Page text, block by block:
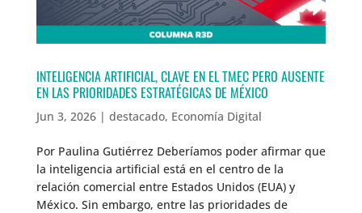
INTELIGENCIA ARTIFICIAL, CLAVE EN EL TMEC PERO AUSENTE
EN LAS PRIORIDADES ESTRATÉGICAS DE MÉXICO
Jun 3, 2026| destacado, Economía Digital
Por Paulina Gutiérrez Deberíamos poder afirmar que
la inteligencia artificial está en el centro de la
relación comercial entre Estados Unidos (EUA) y
México. Sin embargo, entre las prioridades de